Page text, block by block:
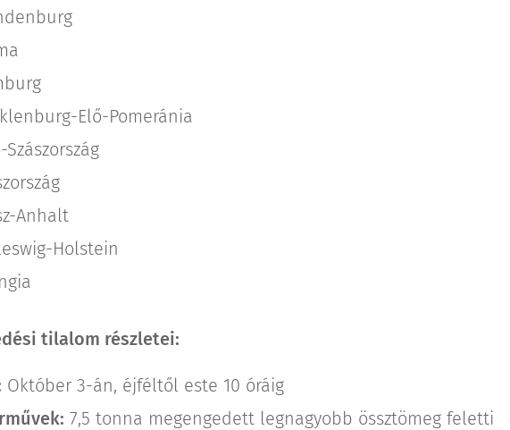
Elő-Pomeránia
Szászország
Anhalt
Holstein
tilalom részletei:
Október 3-án, éjféltől este 10 óráig
7,5 tonna megengedett legnagyobb össztömeg feletti